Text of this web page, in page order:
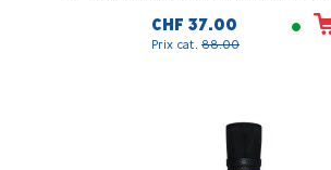
support de choc, pied de bureau en
CHF 37.00
Prix cat. 88.00